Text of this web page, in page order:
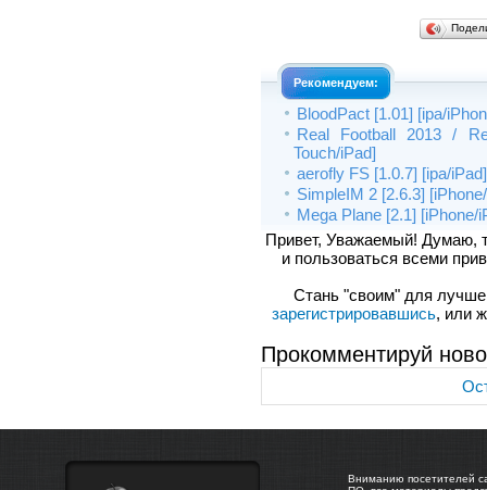
Рекомендуем:
BloodPact [1.01] [ipa/
Real Football 2013 /
Touch/iPad]
aerofly FS [1.0.7] [ipa/iPad]
SimpleIM 2 [2.6.3]
Mega Plane [2.1] [iPhone/
Привет, Уважаемый! Думаю,
и пользоваться всеми
Стань "своим" для
зарегистрировавшись, или
Прокомментируй
Вниманию посетителей